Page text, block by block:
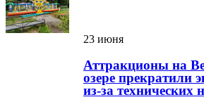
23 июня
Аттракционы на
озере прекратили
из-за технических